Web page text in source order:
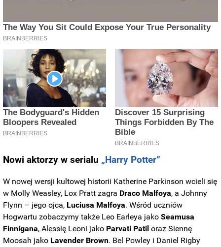
Nowi aktorzy w serialu „Harry Potter”
W nowej wersji kultowej historii Katherine Parkinson wcieli się
w Molly Weasley, Lox Pratt zagra Draco Malfoya, a Johnny
Flynn – jego ojca, Luciusa Malfoya. Wśród uczniów
Hogwartu zobaczymy także Leo Earleya jakoSeamusa
Finnigana, Alessię Leoni jako Parvati Patil oraz Siennę
Moosah jako Lavender Brown. Bel Powley i Daniel Rigby